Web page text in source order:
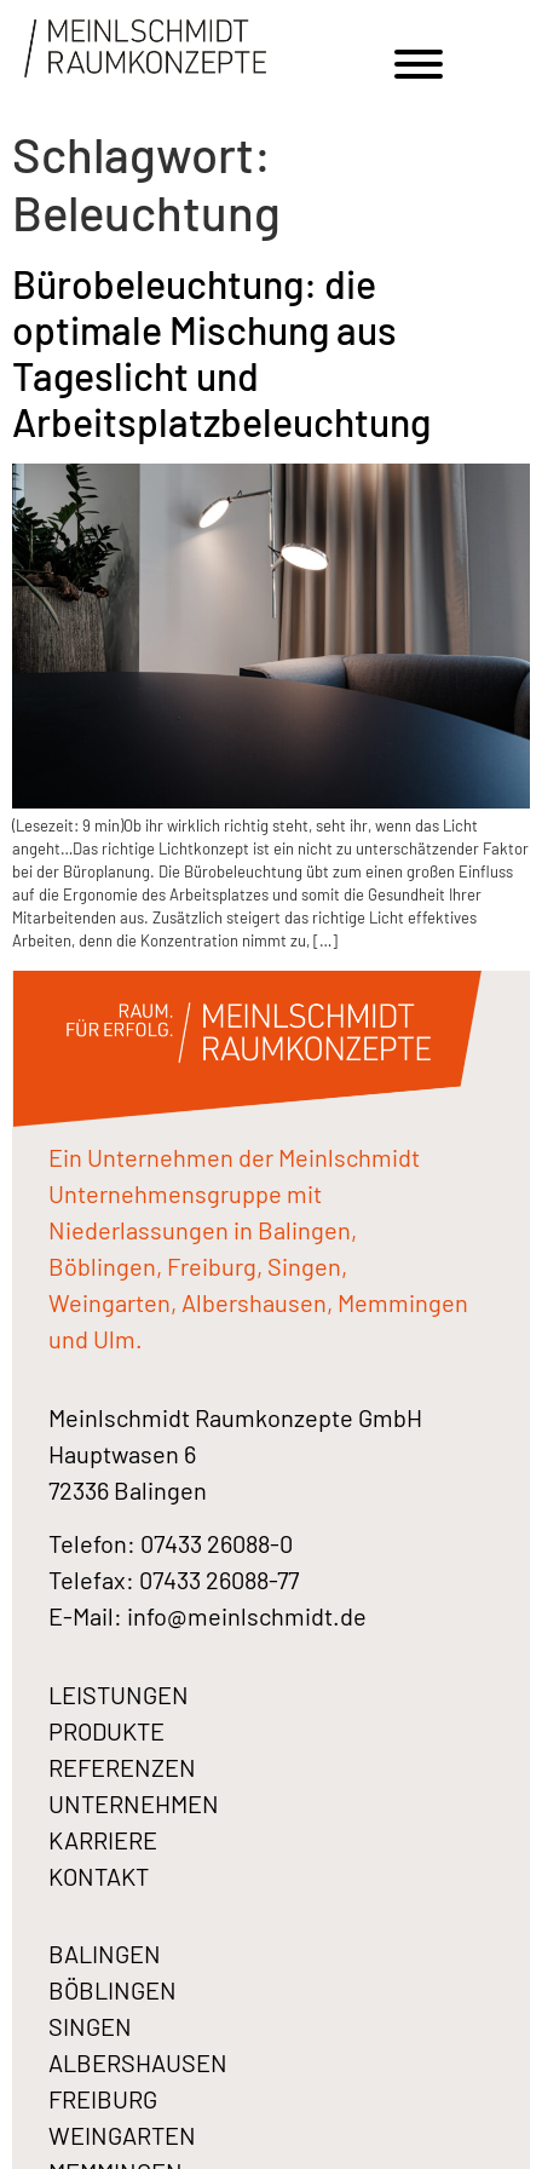
Schlagwort:
Beleuchtung
Bürobeleuchtung: die
optimale Mischung aus
Tageslicht und
Arbeitsplatzbeleuchtung
(Lesezeit: 9 min)Ob ihr wirklich richtig steht, seht ihr, wenn das Licht
angeht…Das richtige Lichtkonzept ist ein nicht zu unterschätzender Faktor
bei der Büroplanung. Die Bürobeleuchtung übt zum einen großen Einfluss
auf die Ergonomie des Arbeitsplatzes und somit die Gesundheit Ihrer
Mitarbeitenden aus. Zusätzlich steigert das richtige Licht effektives
Arbeiten, denn die Konzentration nimmt zu, […]
Ein Unternehmen der Meinlschmidt
Unternehmensgruppe mit
Niederlassungen in Balingen,
Böblingen, Freiburg, Singen,
Weingarten, Albershausen, Memmingen
und Ulm.
Meinlschmidt Raumkonzepte GmbH
Hauptwasen 6
72336 Balingen
Telefon: 07433 26088-0
Telefax: 07433 26088-77
E-Mail: info@meinlschmidt.de
LEISTUNGEN
PRODUKTE
REFERENZEN
UNTERNEHMEN
KARRIERE
KONTAKT
BALINGEN
BÖBLINGEN
SINGEN
ALBERSHAUSEN
FREIBURG
WEINGARTEN